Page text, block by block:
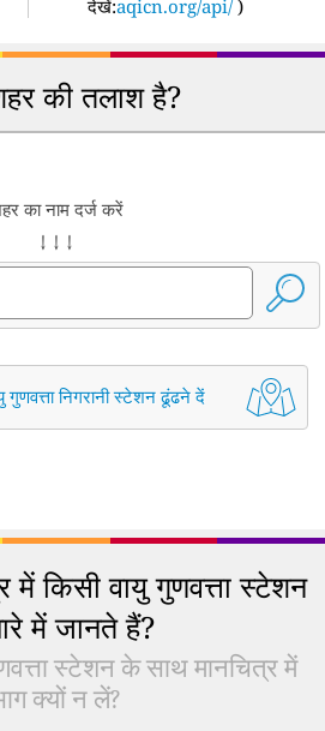
देखें:aqicn.org/api/ )
की तलाश है?
का नाम दर्ज करें
↓ ↓ ↓
निगरानी स्टेशन ढूंढने दें
में किसी वायु गुणवत्ता स्टेशन
में जानते हैं?
स्टेशन के साथ मानचित्र में
क्यों न लें?